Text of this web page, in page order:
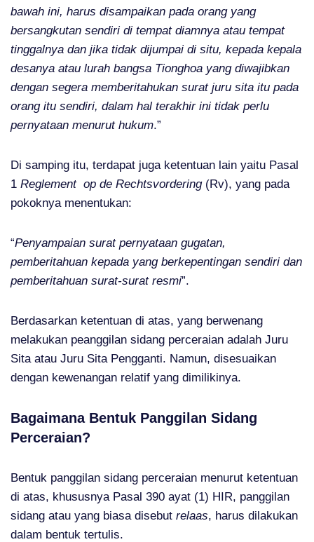
bawah ini, harus disampaikan pada orang yang
bersangkutan sendiri di tempat diamnya atau tempat
tinggalnya dan jika tidak dijumpai di situ, kepada kepala
desanya atau lurah bangsa Tionghoa yang diwajibkan
dengan segera memberitahukan surat juru sita itu pada
orang itu sendiri, dalam hal terakhir ini tidak perlu
pernyataan menurut hukum.”
Di samping itu, terdapat juga ketentuan lain yaitu Pasal
1 Reglement op de Rechtsvordering (Rv), yang pada
pokoknya menentukan:
“Penyampaian surat pernyataan gugatan,
pemberitahuan kepada yang berkepentingan sendiri dan
pemberitahuan surat-surat resmi”.
Berdasarkan ketentuan di atas, yang berwenang
melakukan peanggilan sidang perceraian adalah Juru
Sita atau Juru Sita Pengganti. Namun, disesuaikan
dengan kewenangan relatif yang dimilikinya.
Bagaimana Bentuk Panggilan Sidang
Perceraian?
Bentuk panggilan sidang perceraian menurut ketentuan
di atas, khususnya Pasal 390 ayat (1) HIR, panggilan
sidang atau yang biasa disebut relaas, harus dilakukan
dalam bentuk tertulis.